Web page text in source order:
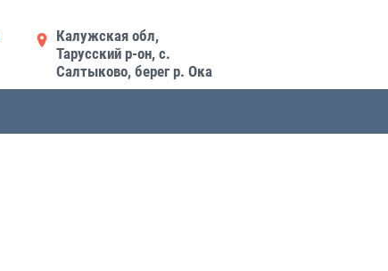
Калужская обл,
Тарусский р-он, с.
Салтыково, берег р. Ока